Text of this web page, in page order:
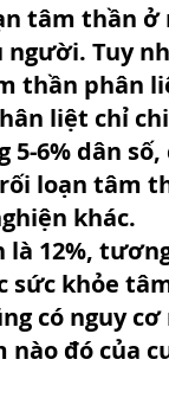
tâm thần ở
Tuy
thần phân
liệt chỉ
6% dân số,
loạn tâm
khác.
là 12%,
sức khỏe
có nguy cơ
đó của